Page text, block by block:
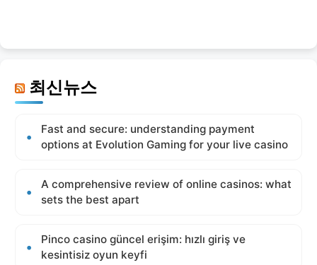
최신뉴스
Fast and secure: understanding payment
options at Evolution Gaming for your live casino
A comprehensive review of online casinos: what
sets the best apart
Pinco casino güncel erişim: hızlı giriş ve
kesintisiz oyun keyfi